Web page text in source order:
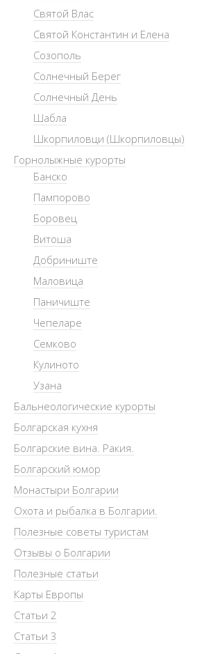
Святой Влас
Святой Константин и Елена
Созополь
Солнечный Берег
Солнечный День
Шабла
Шкорпиловци (Шкорпиловцы)
Горнолыжные курорты
Банско
Пампорово
Боровец
Витоша
Добриниште
Маловица
Паничиште
Чепеларе
Семково
Кулиното
Узана
Бальнеологические курорты
Болгарская кухня
Болгарские вина. Ракия.
Болгарский юмор
Монастыри Болгарии
Охота и рыбалка в Болгарии.
Полезные советы туристам
Отзывы о Болгарии
Полезные статьи
Карты Европы
Статьи 2
Статьи 3